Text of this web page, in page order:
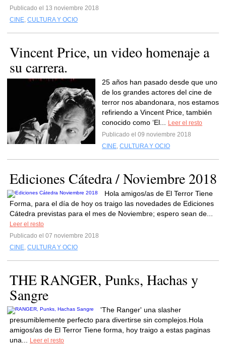
Publicado el 13 noviembre 2018
CINE, CULTURA Y OCIO
Vincent Price, un video homenaje a
su carrera.
25 años han pasado desde que uno
de los grandes actores del cine de
terror nos abandonara, nos estamos
refiriendo a Vincent Price, también
conocido como ‘El...
Leer el resto
Publicado el 09 noviembre 2018
CINE, CULTURA Y OCIO
Ediciones Cátedra / Noviembre 2018
Hola amigos/as de El Terror Tiene
Forma, para el día de hoy os traigo las novedades de Ediciones
Cátedra previstas para el mes de Noviembre; espero sean de...
Leer el resto
Publicado el 07 noviembre 2018
CINE, CULTURA Y OCIO
THE RANGER, Punks, Hachas y
Sangre
'The Ranger' una slasher
presumiblemente perfecto para divertirse sin complejos.Hola
amigos/as de El Terror Tiene forma, hoy traigo a estas paginas
una...
Leer el resto